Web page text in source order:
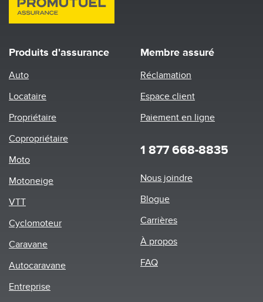
Produits d'assurance
Auto
Locataire
Propriétaire
Copropriétaire
Moto
Motoneige
VTT
Cyclomoteur
Caravane
Autocaravane
Entreprise
Membre assuré
Réclamation
Espace client
Paiement en ligne
1 877 668-8835
Footer
Nous joindre
Blogue
Carrières
À propos
FAQ